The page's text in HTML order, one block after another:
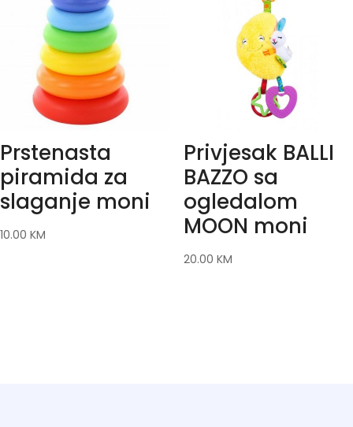
Prstenasta
piramida za
slaganje moni
10.00 KM
Privjesak BALLI
BAZZO sa
ogledalom
MOON moni
20.00 KM